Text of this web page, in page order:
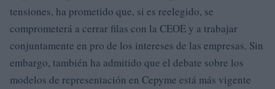
tensiones, ha prometido que, si es reelegido, se
comprometerá a cerrar filas con la CEOE y a trabajar
conjuntamente en pro de los intereses de las empresas. Sin
embargo, también ha admitido que el debate sobre los
modelos de representación en Cepyme está más vigente